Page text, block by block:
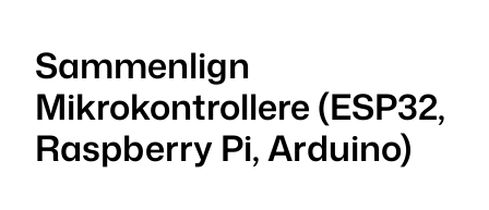
Sammenlign
Mikrokontrollere (ESP32,
Raspberry Pi, Arduino)